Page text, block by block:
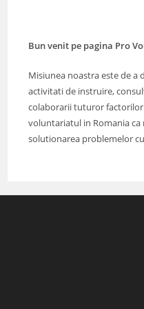
Bun venit pe pagina Pro
Misiunea noastra este de
activitati de instruire,
colaborarii tuturor
voluntariatul in Romania ca
solutionarea problemelor